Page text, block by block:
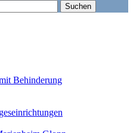
Behinderung